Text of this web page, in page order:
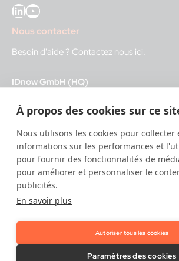
LinkedIn YouTube
Nous contacter
Besoin d'aide ? Contactez nous ici.
IDnow GmbH (HQ)
Heures d'ouverture
Centre d'identification
8:00 – 12:00. CET - service diurne
12:00 – 20:00 CET - service nocturne
IT
À propos des cookies sur ce
Nous utilisons les cookies pour collecter
informations sur les performances et
pour fournir des fonctionnalités de
pour améliorer et personnaliser le
publicités.
En savoir plus
Autoriser tous les cookies
Paramètres des cookies